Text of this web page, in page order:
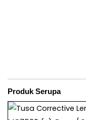
Produk Serupa